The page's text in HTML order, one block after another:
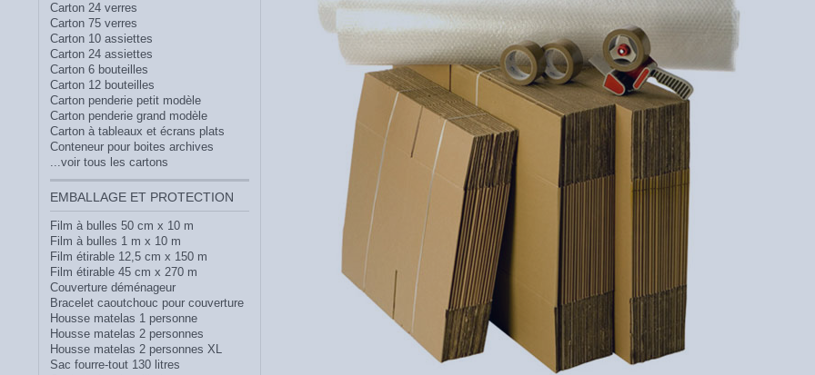
Carton 24 verres
Carton 75 verres
Carton 10 assiettes
Carton 24 assiettes
Carton 6 bouteilles
Carton 12 bouteilles
Carton penderie petit modèle
Carton penderie grand modèle
Carton à tableaux et écrans plats
Conteneur pour boites archives
...voir tous les cartons
EMBALLAGE ET PROTECTION
Film à bulles 50 cm x 10 m
Film à bulles 1 m x 10 m
Film étirable 12,5 cm x 150 m
Film étirable 45 cm x 270 m
Couverture déménageur
Bracelet caoutchouc pour couverture
Housse matelas 1 personne
Housse matelas 2 personnes
Housse matelas 2 personnes XL
Sac fourre-tout 130 litres